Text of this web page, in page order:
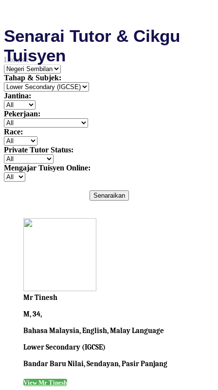
Senarai Tutor & Cikgu
Tuisyen
Lokasi:
Tahap & Subjek:
Jantina:
Pekerjaan:
Race:
Private Tutor Status:
Mengajar Tuisyen Online:
Senaraikan
Mr Tinesh
M, 34,
Bahasa Malaysia, English, Malay Language
Lower Secondary (IGCSE)
Bandar Baru Nilai, Sendayan, Pasir Panjang
View Mr Tinesh